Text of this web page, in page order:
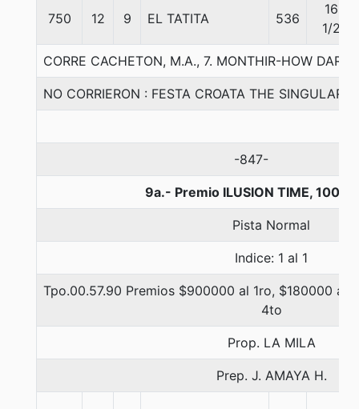
750 12 9 EL TATITA 536
16
1/2
CORRE CACHETON, M.A., 7. MONTHIR-HOW DARE
NO CORRIERON : FESTA CROATA THE SINGULAR
-847-
9a.- Premio ILUSION TIME, 1000
Pista Normal
Indice: 1 al 1
Tpo.00.57.90 Premios $900000 al 1ro, $180000 al
4to
Prop. LA MILA
Prep. J. AMAYA H.